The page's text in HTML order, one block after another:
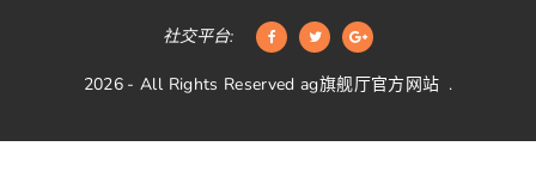
社交平台:
2026 - All Rights Reservedag旗舰厅官方网站 .